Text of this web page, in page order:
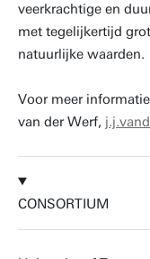
veerkrachtige en
met tegelijkertijd
natuurlijke waarden.
Voor meer
van der Werf,
CONSORTIUM